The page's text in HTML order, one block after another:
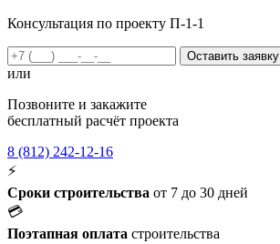
Консультация по проекту П-1-1
Оставить заявку
или
Позвоните и закажите
бесплатный расчёт проекта
8 (812) 242-12-16
⚡
Сроки строительства от 7 до 30 дней
💳
Поэтапная оплата строительства